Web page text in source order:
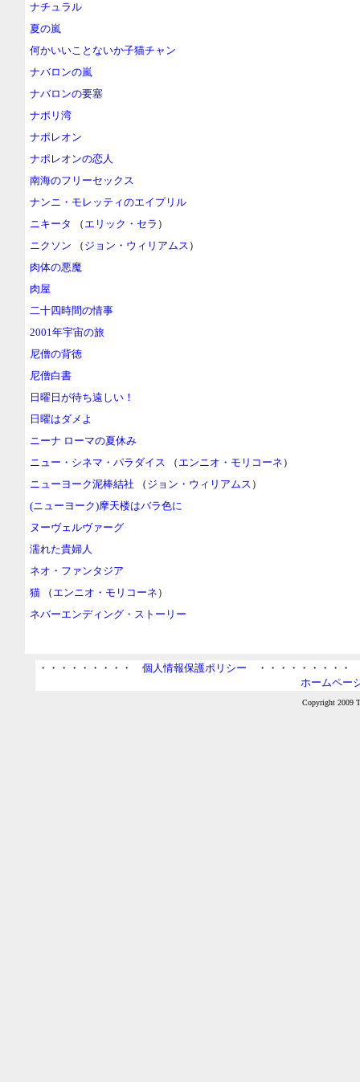
ナチュラル
夏の嵐
何かいいことないか子猫チャン
ナバロンの嵐
ナバロンの要塞
ナポリ湾
ナポレオン
ナポレオンの恋人
南海のフリーセックス
ナンニ・モレッティのエイプリル
ニキータ
（ エリック・セラ ）
ニクソン （ ジョン・ウィリアムス ）
肉体の悪魔
肉屋
二十四時間の情事
2001年宇宙の旅
尼僧の背徳
尼僧白書
日曜日が待ち遠しい！
日曜はダメよ
ニーナ ローマの夏休み
ニュー・シネマ・パラダイス （ エンニオ・モリコーネ ）
ニューヨーク泥棒結社 （ ジョン・ウィリアムス ）
(ニューヨーク)摩天楼はバラ色に
ヌーヴェルヴァーグ
濡れた貴婦人
ネオ・ファンタジア
猫 （ エンニオ・モリコーネ ）
ネバーエンディング・ストーリー
・・・・・・・・・ 個人情報保護ポリシー ・・・・・・・・
ホームペー
Copyright 2009